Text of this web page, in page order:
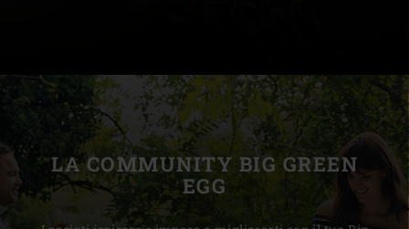
LA COMMUNITY BIG GREEN
EGG